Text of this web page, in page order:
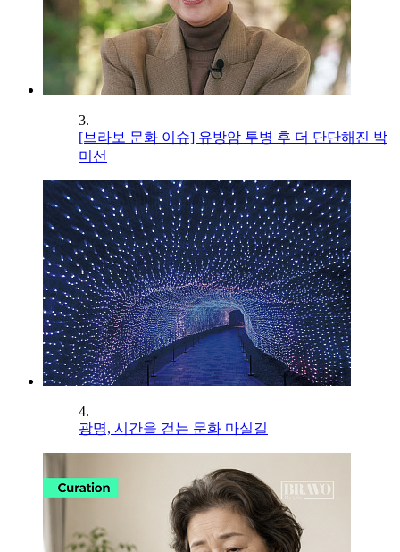
3.
[브라보 문화 이슈] 유방암 투병 후 더 단단해진 박
미선
4.
광명, 시간을 걷는 문화 마실길